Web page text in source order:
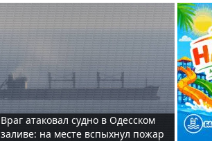
Враг атаковал судно в Одесском
заливе: на месте вспыхнул пожар